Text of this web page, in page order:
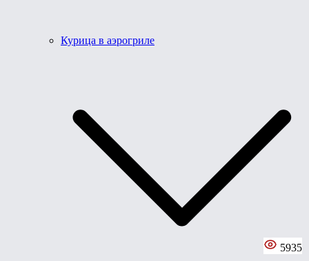
Курица в аэрогриле
5935